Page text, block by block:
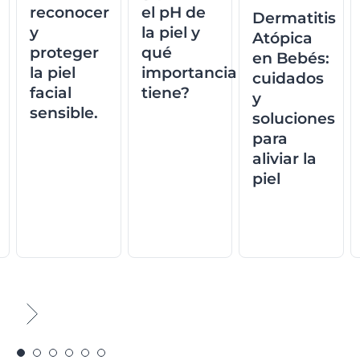
reconocer
y
proteger
la piel
facial
sensible.
el pH de
la piel y
qué
importancia
tiene?
Dermatitis
Atópica
en Bebés:
cuidados
y
soluciones
para
aliviar la
piel